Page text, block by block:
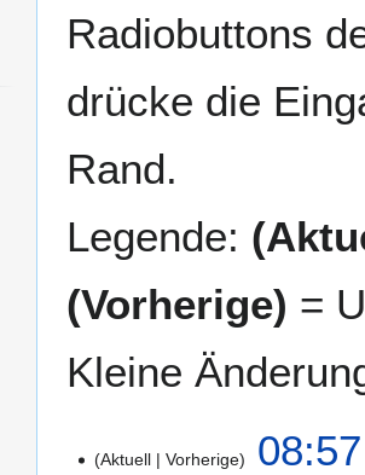
Radiobuttons
drücke die
Rand.
Legende:
(Vorherige) =
Kleine
Aktuell Vorherige